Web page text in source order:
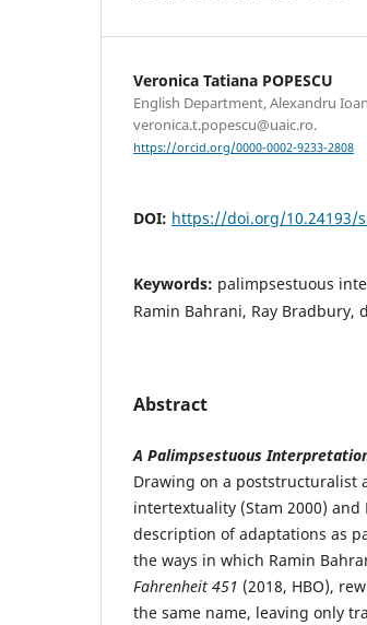
Veronica Tatiana POPESCU
English Department, Alexandru
veronica.t.popescu@uaic.ro.
https://orcid.org/0000-0002-9233-2808
DOI: https://doi.org/10.24193/
Keywords: palimpsestuous
Ramin Bahrani, Ray Bradbury,
Abstract
A Palimpsestuous
Drawing on a poststructuralist
intertextuality (Stam 2000) and
description of adaptations as
the ways in which Ramin
Fahrenheit 451 (2018, HBO),
the same name, leaving only